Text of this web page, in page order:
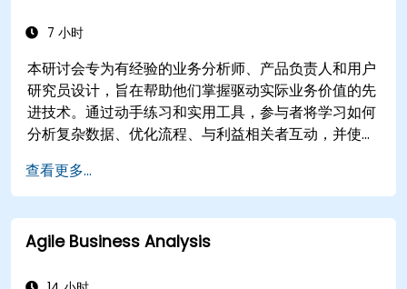
7 小时
本研讨会专为有经验的业务分析师、产品负责人和用户
研究员设计，旨在帮助他们掌握驱动实际业务价值的先
进技术。通过动手练习和实用工具，参与者将学习如何
分析复杂数据、优化流程、与利益相关者互动，并使用
的工具包，以提升影响并交付可衡量的成果。
查看更多...
Agile Business Analysis